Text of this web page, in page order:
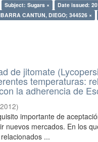
Subject: Sugars ×
Date issued:
CANTUN, DIEGO; 344526 ×
de jitomate
temperaturas:
la adherencia de
2012)
importante de
nuevos mercados. En los
...